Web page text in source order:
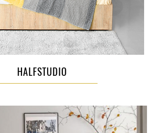
HALFSTUDIO